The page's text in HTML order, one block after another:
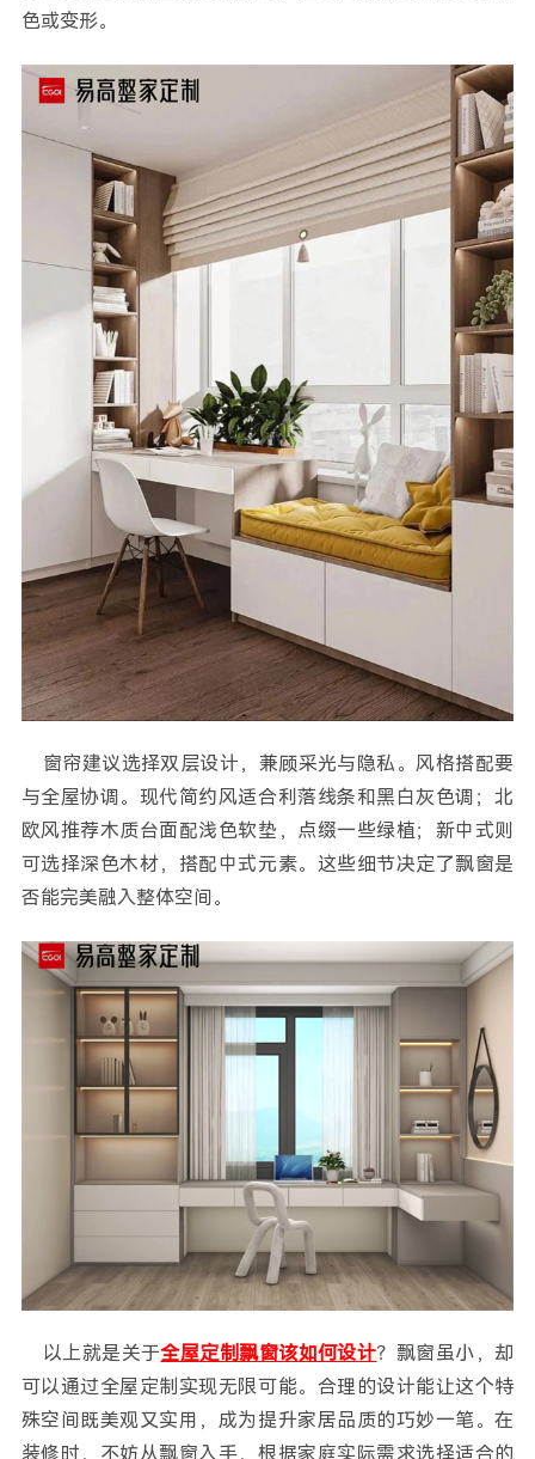
色或变形。
窗帘建议选择双层设计，兼顾采光与隐私。风格搭配要
与全屋协调。现代简约风适合利落线条和黑白灰色调；北
欧风推荐木质台面配浅色软垫，点缀一些绿植；新中式则
可选择深色木材，搭配中式元素。这些细节决定了飘窗是
否能完美融入整体空间。
以上就是关于全屋定制飘窗该如何设计？飘窗虽小，却
可以通过全屋定制实现无限可能。合理的设计能让这个特
殊空间既美观又实用，成为提升家居品质的巧妙一笔。在
装修时，不妨从飘窗入手，根据家庭实际需求选择适合的